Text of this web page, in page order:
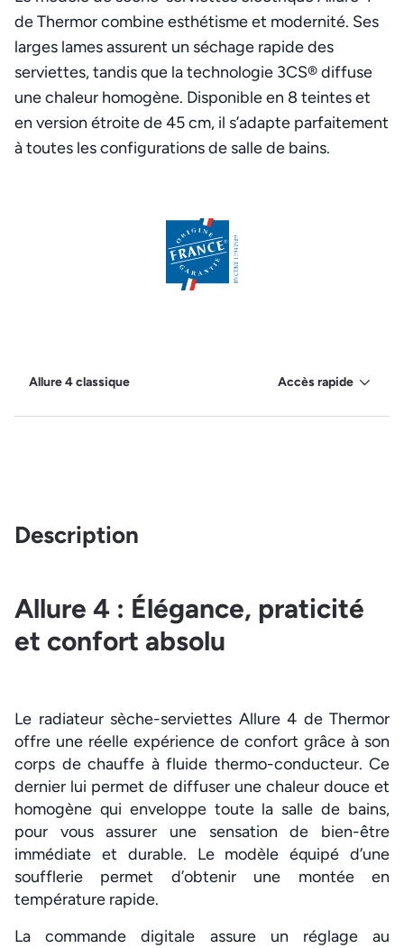
de Thermor combine esthétisme et modernité. Ses
larges lames assurent un séchage rapide des
serviettes, tandis que la technologie 3CS® diffuse
une chaleur homogène. Disponible en 8 teintes et
en version étroite de 45 cm, il s’adapte parfaitement
à toutes les configurations de salle de bains.
Allure 4 classique Accès rapide
Description
Allure 4 : Élégance, praticité
et confort absolu
Le radiateur sèche-serviettes Allure 4 de Thermor
offre une réelle expérience de confort grâce à son
corps de chauffe à fluide thermo-conducteur. Ce
dernier lui permet de diffuser une chaleur douce et
homogène qui enveloppe toute la salle de bains,
pour vous assurer une sensation de bien-être
immédiate et durable. Le modèle équipé d’une
soufflerie permet d’obtenir une montée en
température rapide.
La commande digitale assure un réglage au